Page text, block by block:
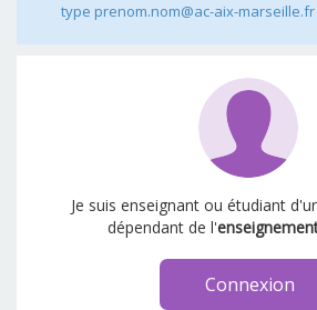
type prenom.nom@ac-aix-marseille.fr
Je suis enseignant ou étudiant
dépendant de l'
Connexion